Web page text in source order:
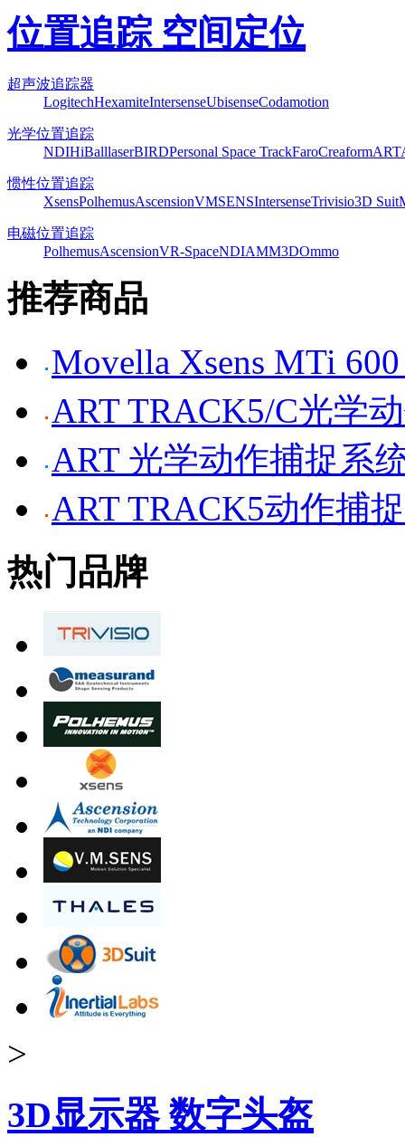
位置追踪 空间定位
超声波追踪器
LogitechHexamiteIntersenseUbisenseCodamotion
光学位置追踪
NDIHiBalllaserBIRDPersonal Space TrackFaroCreaformART
惯性位置追踪
XsensPolhemusAscensionVMSENSIntersenseTrivisio3D Suit
电磁位置追踪
PolhemusAscensionVR-SpaceNDIAMM3DOmmo
推荐商品
Movella Xsens MTi
ART TRACK5/C光学
ART 光学动作捕捉系
ART TRACK5动作捕
热门品牌
>
3D显示器 数字头盔